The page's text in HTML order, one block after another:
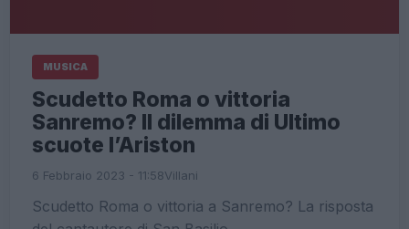
MUSICA
Scudetto Roma o vittoria
Sanremo? Il dilemma di Ultimo
scuote l’Ariston
6 Febbraio 2023 - 11:58Villani
Scudetto Roma o vittoria a Sanremo? La risposta